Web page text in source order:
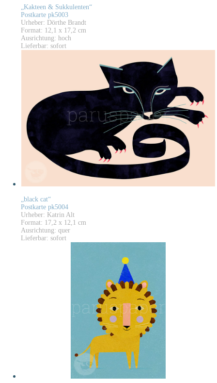
„Kakteen & Sukkulenten“
Postkarte pk5003
Urheber: Dörthe Brandt
Format: 12,1 x 17,2 cm
Ausrichtung: hoch
Lieferbar: sofort
„black cat“
Postkarte pk5004
Urheber: Katrin Alt
Format: 17,2 x 12,1 cm
Ausrichtung: quer
Lieferbar: sofort